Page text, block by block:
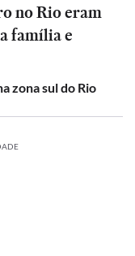
no Rio eram
família e
zona sul do Rio